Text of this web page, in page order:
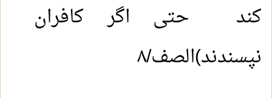
کند حتی اگر کافران
نپسندند)الصف/۸